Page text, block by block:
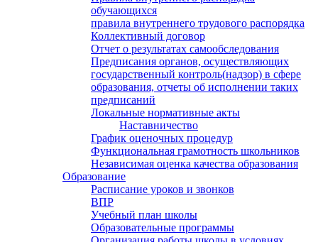
обучающихся
правила внутреннего трудового распорядка
Коллективный договор
Отчет о результатах самообследования
Предписания органов, осуществляющих
государственный контроль(надзор) в сфере
образования, отчеты об исполнении таких
предписаний
Локальные нормативные акты
Наставничество
График оценочных процедур
Функциональная грамотность школьников
Независимая оценка качества образования
Образование
Расписание уроков и звонков
ВПР
Учебный план школы
Образовательные программы